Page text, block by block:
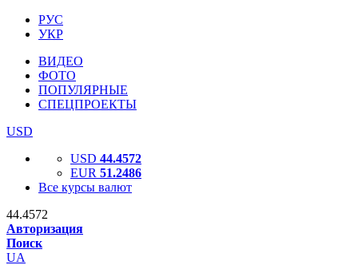
РУС
УКР
ВИДЕО
ФОТО
ПОПУЛЯРНЫЕ
СПЕЦПРОЕКТЫ
USD
USD 44.4572
EUR 51.2486
Все курсы валют
44.4572
Авторизация
Поиск
UA